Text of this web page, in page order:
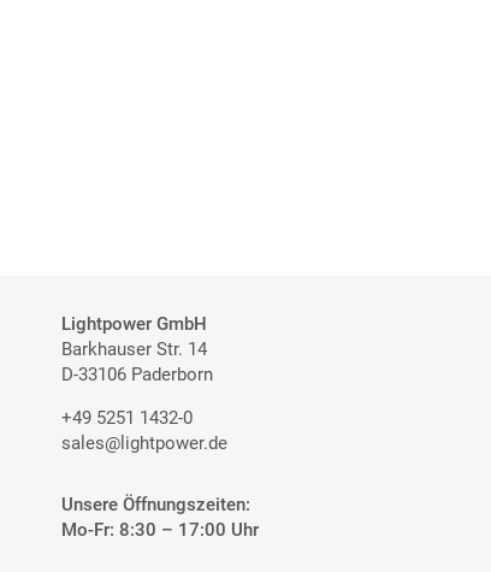
Lightpower GmbH
Barkhauser Str. 14
D-33106 Paderborn
+49 5251 1432-0
sales@lightpower.de
Unsere Öffnungszeiten:
Mo-Fr: 8:30 – 17:00 Uhr